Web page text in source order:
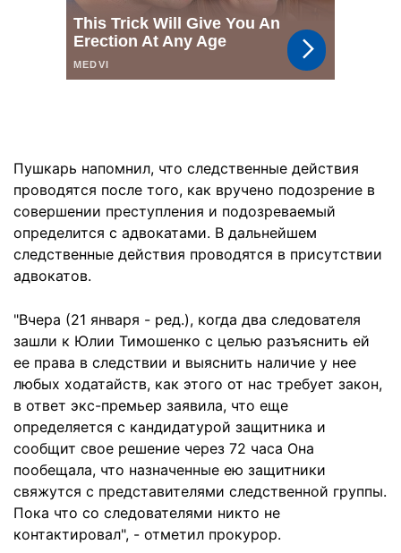
Пушкарь напомнил, что следственные действия
проводятся после того, как вручено подозрение в
совершении преступления и подозреваемый
определится с адвокатами. В дальнейшем
следственные действия проводятся в присутствии
адвокатов.
"Вчера (21 января - ред.), когда два следователя
зашли к Юлии Тимошенко с целью разъяснить ей
ее права в следствии и выяснить наличие у нее
любых ходатайств, как этого от нас требует закон,
в ответ экс-премьер заявила, что еще
определяется с кандидатурой защитника и
сообщит свое решение через 72 часа Она
пообещала, что назначенные ею защитники
свяжутся с представителями следственной группы.
Пока что со следователями никто не
контактировал", - отметил прокурор.